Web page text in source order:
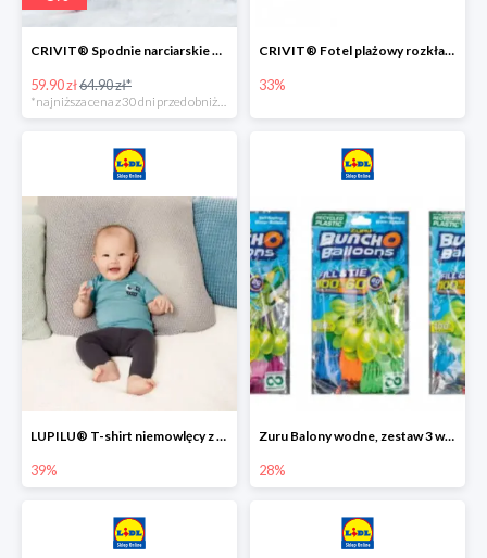
CRIVIT® Spodnie narciarskie dziewczęce
59.90 zł64.90 zł*
*najniższa cena z 30 dni przed obniżką
CRIVIT® Fotel plażowy rozkładany / Brodzik dziecięcy
33%
LUPILU® T-shirt niemowlęcy z biobawełny -39%
39%
Zuru Balony wodne, zestaw 3 wiązek -28%
28%